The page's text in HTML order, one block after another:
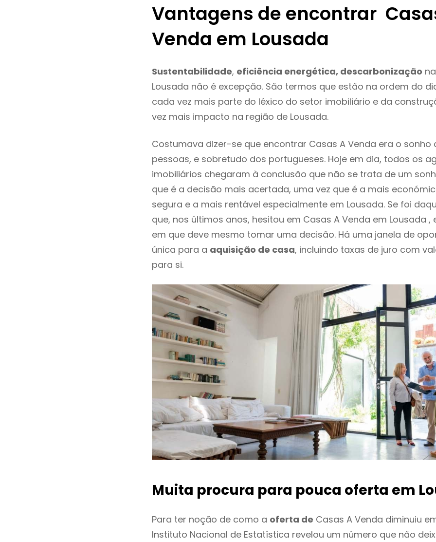
Vantagens de encontrar
Venda em Lousada
Sustentabilidade, eficiência energética, descarbonização
Lousada não é excepção. São termos que estão na ordem do
cada vez mais parte do léxico do setor imobiliário e da
vez mais impacto na região de Lousada.
Costumava dizer-se que encontrar Casas A Venda era o sonho
pessoas, e sobretudo dos portugueses. Hoje em dia, todos os
imobiliários chegaram à conclusão que não se trata de um
que é a decisão mais acertada, uma vez que é a mais
segura e a mais rentável especialmente em Lousada. Se foi
que, nos últimos anos, hesitou em Casas A Venda em Lousada ,
em que deve mesmo tomar uma decisão. Há uma janela de
única para a aquisição de casa, incluindo taxas de juro com
para si.
Muita procura para pouca oferta em
Para ter noção de como a oferta de Casas A Venda diminuiu
Instituto Nacional de Estatística revelou um número que não